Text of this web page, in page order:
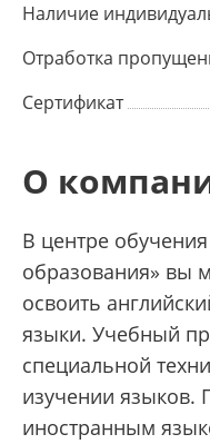
Наличие
Отработка
Сертификат
О
В центре
образования» вы
освоить
языки. Учебный
специальной
изучении языков.
иностранным